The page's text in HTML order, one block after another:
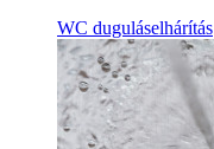
WC duguláselhárítás